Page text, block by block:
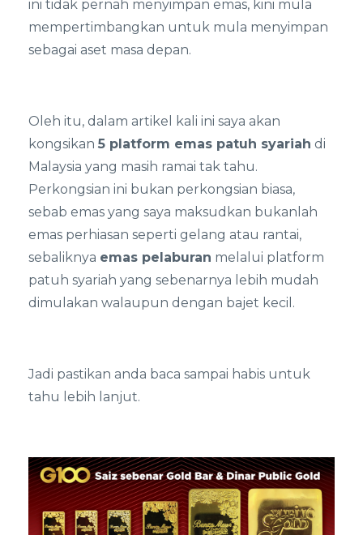
ini tidak pernah menyimpan emas, kini mula
mempertimbangkan untuk mula menyimpan
sebagai aset masa depan.
Oleh itu, dalam artikel kali ini saya akan
kongsikan 5 platform emas patuh syariah di
Malaysia yang masih ramai tak tahu.
Perkongsian ini bukan perkongsian biasa,
sebab emas yang saya maksudkan bukanlah
emas perhiasan seperti gelang atau rantai,
sebaliknya emas pelaburan melalui platform
patuh syariah yang sebenarnya lebih mudah
dimulakan walaupun dengan bajet kecil.
Jadi pastikan anda baca sampai habis untuk
tahu lebih lanjut.